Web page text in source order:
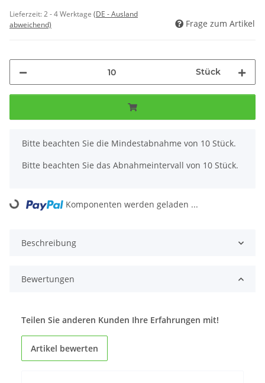
Lieferzeit:2 - 4 Werktage (DE - Ausland
abweichend)
Frage zum Artikel
Stück
x
Bitte beachten Sie die Mindestabnahme von 10 Stück.
Bitte beachten Sie das Abnahmeintervall von 10 Stück.
Loading... Komponenten werden geladen ...
Beschreibung
Bewertungen
Teilen Sie anderen Kunden Ihre Erfahrungen mit!
Artikel bewerten